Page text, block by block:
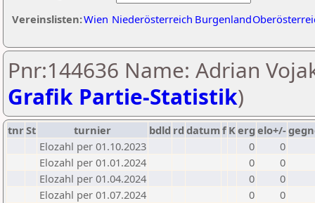
Vereinslisten:Wien Niederösterreich Burgenland
Pnr:144636 Name: Adrian
Grafik Partie-Statistik)
tnrSt turnier bdld rd datumf Kerg elo+/-
Elozahl per 01.10.2023
0
0
Elozahl per 01.01.2024
0
0
Elozahl per 01.04.2024
0
0
Elozahl per 01.07.2024
0
0